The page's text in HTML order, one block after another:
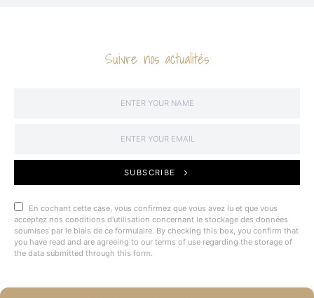
Suivre nos actualités
SUBSCRIBE
En cochant cette case, vous confirmez que vous avez lu et que vous
acceptez nos conditions d'utilisation concernant le stockage des données
soumises par le biais de ce formulaire. By checking this box, you confirm that
you have read and are agreeing to our terms of use regarding the storage of
the data submitted through this form.